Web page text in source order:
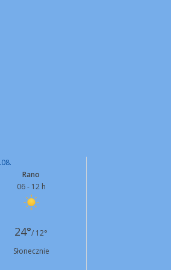
Rano
06 - 12 h
24°/ 12°
Słonecznie